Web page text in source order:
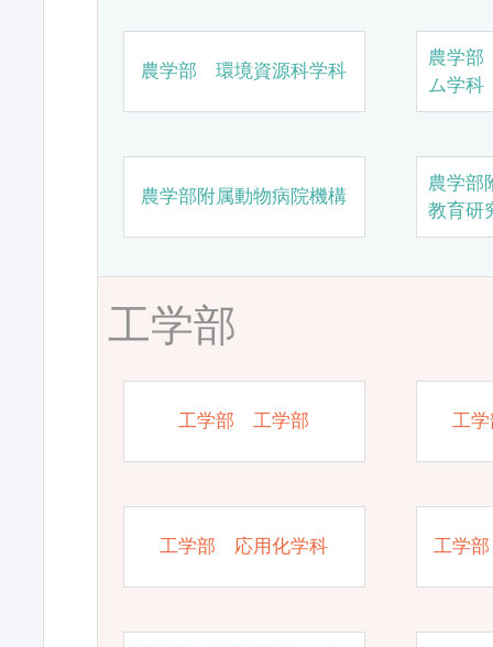
農学部 環境資源科学科
農学
ム学科
農学部附属動物病院機構
農学部
教育研
工学部
工学部 工学部 工
工学部 応用化学科 工学